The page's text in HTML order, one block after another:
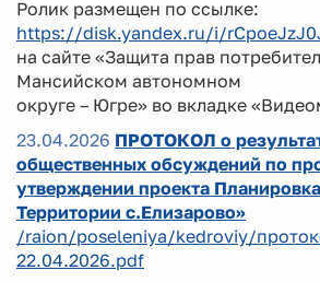
Ролик размещен по ссылке:
https://disk.yandex.ru/i/
на сайте «Защита прав
Мансийском автономном
округе – Югре» во вкладке
23.04.2026 ПРОТОКОЛ о
общественных обсуждений по
утверждении проекта
Территории с.Елизарово»
/raion/poseleniya/kedroviy/
22.04.2026.pdf